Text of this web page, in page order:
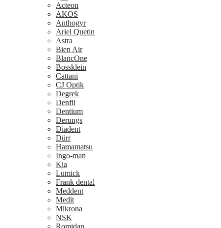
Acteon
AKOS
Anthogyr
Ariel Quetin
Astra
Bien Air
BlancOne
Bossklein
Cattani
CJ Optik
Degrek
Denfil
Dentium
Derungs
Diadent
Dürr
Hamamatsu
Ingo-man
Kia
Lumick
Frank dental
Meddent
Medit
Mikrona
NSK
Romidan